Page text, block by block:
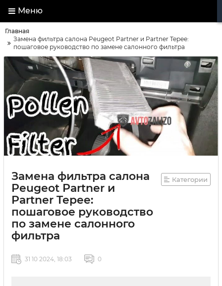
Меню
Главная
Замена фильтра салона Peugeot Partner и Partner Tepee:
пошаговое руководство по замене салонного фильтра
Замена фильтра салона
Peugeot Partner и
Partner Tepee:
пошаговое руководство
по замене салонного
фильтра
Категории
31 10 2024, 18:03 0